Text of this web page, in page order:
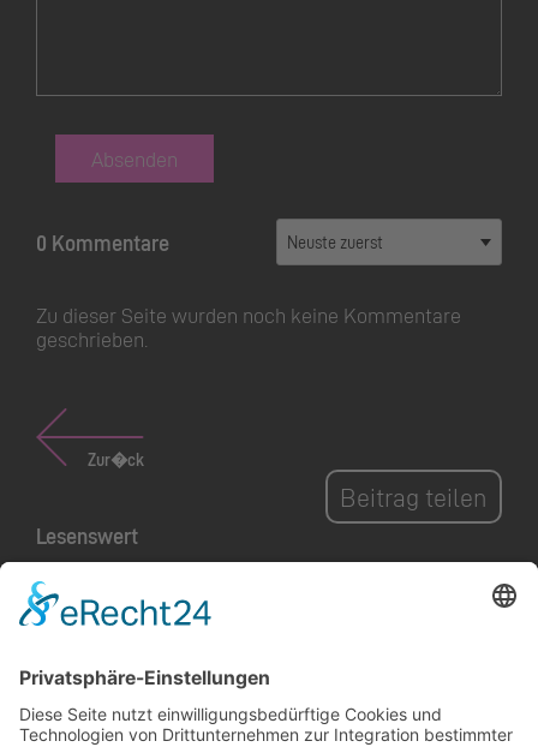
Absenden
0 Kommentare
Zu dieser Seite wurden noch keine Kommentare
geschrieben.
Zur�ck
Beitrag teilen
Lesenswert
Landwirtschaft und
Gemeinschaft